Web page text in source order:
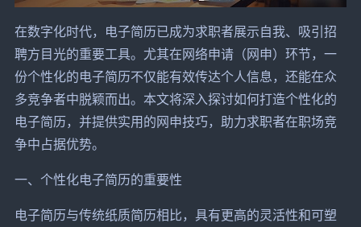
在数字化时代，电子简历已成为求职者展示自我、吸引招
聘方目光的重要工具。尤其在网络申请（网申）环节，一
份个性化的电子简历不仅能有效传达个人信息，还能在众
多竞争者中脱颖而出。本文将深入探讨如何打造个性化的
电子简历，并提供实用的网申技巧，助力求职者在职场竞
争中占据优势。
一、个性化电子简历的重要性
电子简历与传统纸质简历相比，具有更高的灵活性和可塑